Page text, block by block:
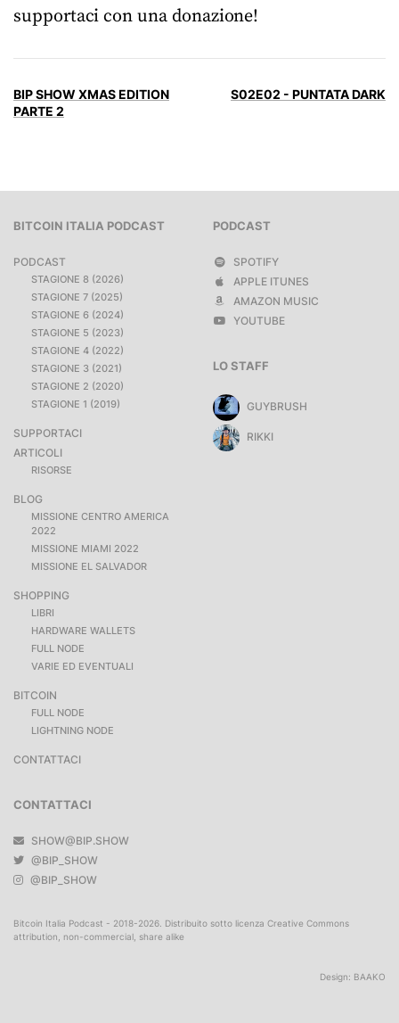
supportaci con una donazione!
BIP SHOW XMAS EDITION
PARTE 2
S02E02 - PUNTATA DARK
BITCOIN ITALIA PODCAST
PODCAST
STAGIONE 8 (2026)
STAGIONE 7 (2025)
STAGIONE 6 (2024)
STAGIONE 5 (2023)
STAGIONE 4 (2022)
STAGIONE 3 (2021)
STAGIONE 2 (2020)
STAGIONE 1 (2019)
SUPPORTACI
ARTICOLI
RISORSE
BLOG
MISSIONE CENTRO AMERICA
2022
MISSIONE MIAMI 2022
MISSIONE EL SALVADOR
SHOPPING
LIBRI
HARDWARE WALLETS
FULL NODE
VARIE ED EVENTUALI
BITCOIN
FULL NODE
LIGHTNING NODE
CONTATTACI
PODCAST
SPOTIFY
APPLE ITUNES
AMAZON MUSIC
YOUTUBE
CONTATTACI
SHOW@BIP.SHOW
@BIP_SHOW
@BIP_SHOW
LO STAFF
GUYBRUSH
RIKKI
Bitcoin Italia Podcast - 2018-2026. Distribuito sotto licenza Creative Commons
attribution, non-commercial, share alike
Design: BAAKO